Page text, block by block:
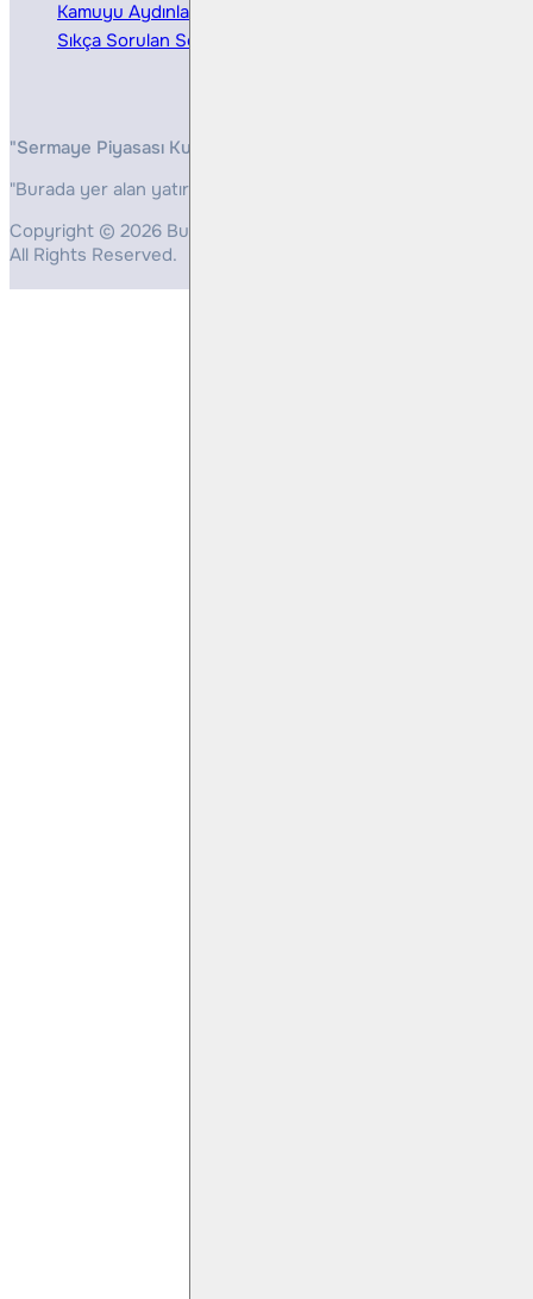
Kamuyu Aydınlatma
Sıkça Sorulan Sorular
"Sermaye Piyasası Kurulunun, Yatırım Hizmetleri ve
"Burada yer alan yatırım bilgi, yorum ve tavsiyeleri yatırım
Copyright © 2026 Bulls Yatırım Menkul Değerler
All Rights Reserved.